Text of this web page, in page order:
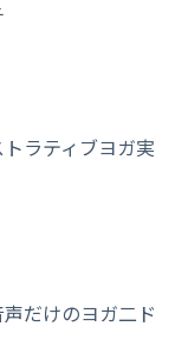
ラティブヨガ実
だけのヨガ二ド